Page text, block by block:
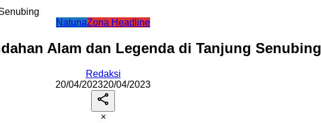
NatunaZona Headline
Alam dan Legenda di Tanjung Senubing
Redaksi
20/04/202320/04/2023
×